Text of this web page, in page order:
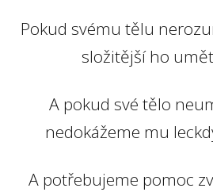
Pokud svému tělu
složitější ho
A pokud své tělo
nedokážeme mu
A potřebujeme pomoc